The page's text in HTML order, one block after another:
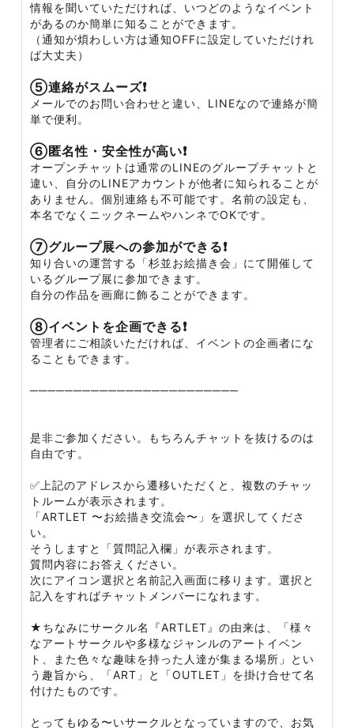
情報を聞いていただければ、いつどのようなイベント
があるのか簡単に知ることができます。
（通知が煩わしい方は通知OFFに設定していただけれ
ば大丈夫）
⑤連絡がスムーズ❗
メールでのお問い合わせと違い、LINEなので連絡が簡
単で便利。
⑥匿名性・安全性が高い❗
オープンチャットは通常のLINEのグループチャットと
違い、自分のLINEアカウントが他者に知られることが
ありません。個別連絡も不可能です。名前の設定も、
本名でなくニックネームやハンネでOKです。
⑦グループ展への参加ができる❗
知り合いの運営する「杉並お絵描き会」にて開催して
いるグループ展に参加できます。
自分の作品を画廊に飾ることができます。
⑧イベントを企画できる❗
管理者にご相談いただければ、イベントの企画者にな
ることもできます。
────────────────────────
是非ご参加ください。もちろんチャットを抜けるのは
自由です。
✅上記のアドレスから遷移いただくと、複数のチャッ
トルームが表示されます。
「ARTLET 〜お絵描き交流会〜」を選択してくださ
い。
そうしますと「質問記入欄」が表示されます。
質問内容にお答えください。
次にアイコン選択と名前記入画面に移ります。選択と
記入をすればチャットメンバーになれます。
★ちなみにサークル名『ARTLET』の由来は、「様々
なアートサークルや多様なジャンルのアートイベン
ト、また色々な趣味を持った人達が集まる場所」とい
う趣旨から、「ART」と「OUTLET」を掛け合せて名
付けたものです。
とってもゆる〜いサークルとなっていますので、お気